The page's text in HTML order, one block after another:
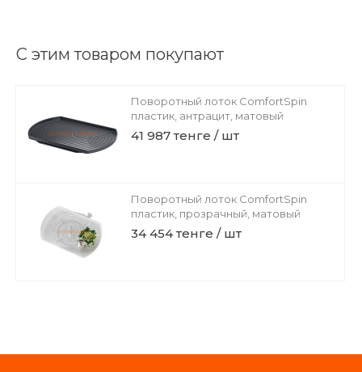
С этим товаром покупают
Поворотный лоток ComfortSpin
пластик, антрацит, матовый
41 987 тенге / шт
Поворотный лоток ComfortSpin
пластик, прозрачный, матовый
34 454 тенге / шт